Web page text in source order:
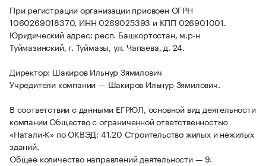
При регистрации организации присвоен ОГРН
1060269018370, ИНН 0269025393 и КПП 026901001.
Юридический адрес: респ. Башкортостан, м.р-н
Туймазинский, г. Туймазы, ул. Чапаева, д. 24.
Директор: Шакиров Ильнур Зямилович
Учредители компании — Шакиров Ильнур Зямилович.
В соответствии с данными ЕГРЮЛ, основной вид деятельности
компании Общество с ограниченной ответственностью
«Натали-К» по ОКВЭД: 41.20 Строительство жилых и нежилых
зданий.
Общее количество направлений деятельности — 9.